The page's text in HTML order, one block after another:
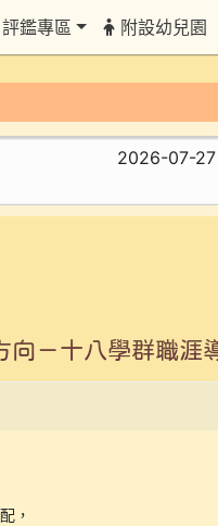
2026-07-27 公
－十八學群職涯
，
評鑑專區 附設幼兒園